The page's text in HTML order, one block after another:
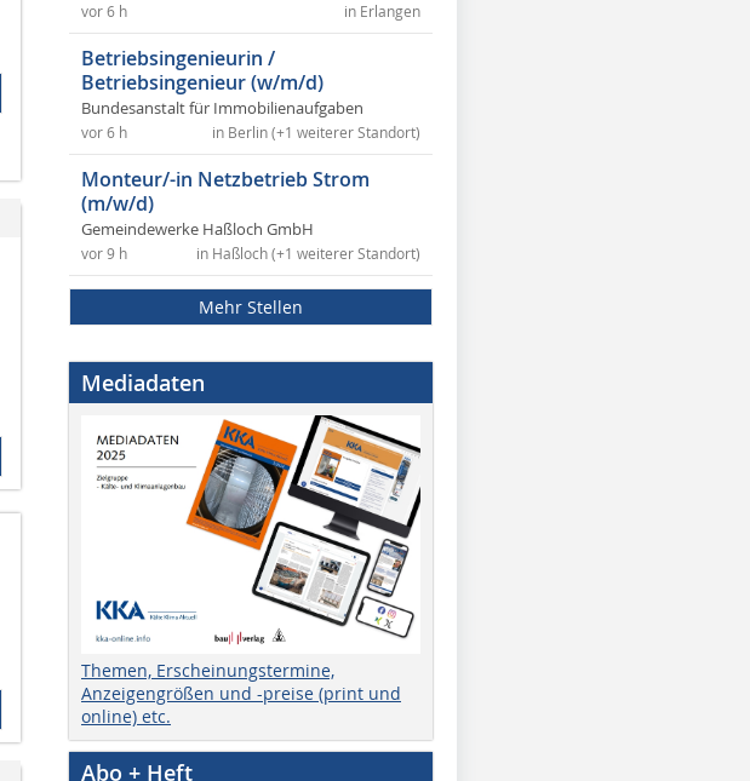
in Erlangen
vor 6 h
Betriebsingenieurin /
Betriebsingenieur (w/m/d)
Bundesanstalt für Immobilienaufgaben
in Berlin (+1 weiterer Standort)
vor 6 h
Monteur/-in Netzbetrieb Strom
(m/w/d)
Gemeindewerke Haßloch GmbH
in Haßloch (+1 weiterer Standort)
vor 9 h
Mehr Stellen
Mediadaten
Themen, Erscheinungstermine,
Anzeigengrößen und -preise (print und
online) etc.
Abo + Heft